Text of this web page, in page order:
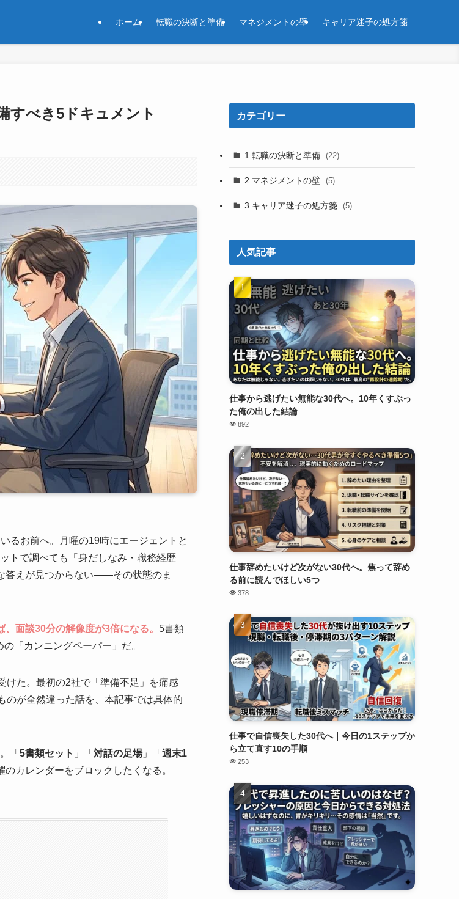
ホーム 転職の決断と準備 マネジメントの壁 キャリア迷子の処方箋
すべき5ドキュメント
るお前へ。月曜の19時にエージェントと
トで調べても「身だしなみ・職務経歴
答えが見つからない——その状態のま
面談30分の解像度が3倍になる。 5書類
「カンニングペーパー」だ。
けた。最初の2社で「準備不足」を痛感
のが全然違った話を、本記事では具体的
「 5書類セット 」「 対話の足場」「 週末1
のカレンダーをブロックしたくなる。
カテゴリー
1.転職の決断と準備 (22)
2.マネジメントの壁 (5)
3.キャリア迷子の処方箋 (5)
人気記事
仕事から逃げたい無能な30代へ。10年くすぶっ
た俺の出した結論
892
仕事辞めたいけど次がない30代へ。焦って辞め
る前に読んでほしい5つ
378
仕事で自信喪失した30代へ｜今日の1ステップか
ら立て直す10の手順
253